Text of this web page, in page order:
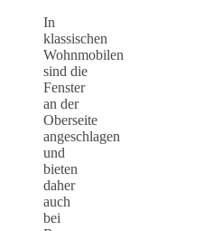
In
klassischen
Wohnmobilen
sind die
Fenster
an der
Oberseite
angeschlagen
und
bieten
daher
auch
bei